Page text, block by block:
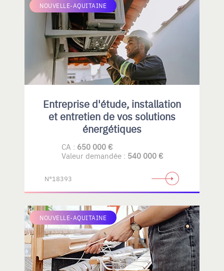
NOUVELLE-AQUITAINE
Entreprise d'étude, installation
et entretien de vos solutions
énergétiques
CA : 650 000 €
Valeur demandée : 540 000 €
N°18393
NOUVELLE-AQUITAINE